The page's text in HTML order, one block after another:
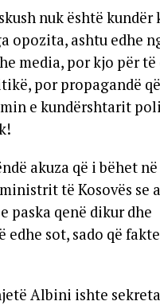
nuk është kundër
opozita, ashtu edhe
media, por kjo për
por propagandë
e kundërshtarit
akuza që i bëhet në
të Kosovës se
paska qenë dikur dhe
edhe sot, sado që
Albini ishte